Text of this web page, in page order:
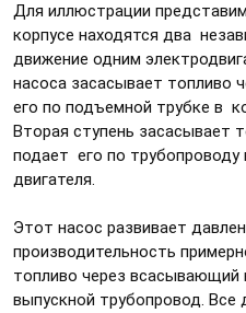
Для иллюстрации
корпусе находятся два
движение одним
насоса засасывает топливо
его по подъемной трубке в
Вторая ступень засасывает
подает его по трубопроводу
двигателя.
Этот насос развивает
производительность
топливо через всасывающий
выпускной трубопровод. Все